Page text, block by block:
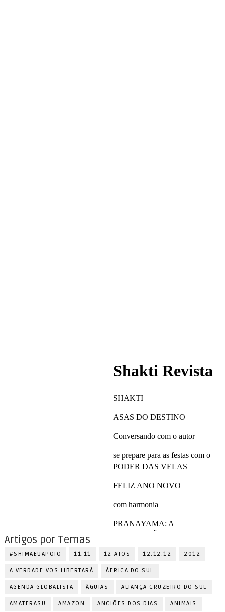
Artigos por Temas
#SHIMAEUAPOIO 11:11 12 ATOS 12.12.12 2012
A VERDADE VOS LIBERTARÁ ÁFRICA DO SUL
AGENDA GLOBALISTA ÁGUIAS ALIANÇA CRUZEIRO DO SUL
AMATERASU AMAZON ANCIÕES DOS DIAS ANIMAIS